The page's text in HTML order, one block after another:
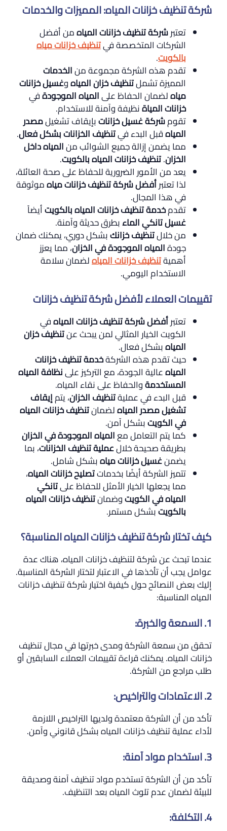
شركة تنظيف خزانات المياه: المميزات والخدمات
تعتبرشركة تنظيف خزانات المياهمن أفضل
الشركات المتخصصة فيتنظيف خزانات مياه
بالكويت.
تقدم هذه الشركة مجموعة منالخدمات
المميزة تشملتنظيف خزان المياهوغسيل خزانات
مياهلضمان الحفاظ علىالمياه الموجودةفي
خزانات المياةنظيفة وآمنة للاستخدام.
تقومشركة غسيل خزاناتبإيقاف تشغيلمصدر
المياهقبل البدء فيتنظيف الخزانات بشكل فعال.
مما يضمن إزالة جميع الشوائب منالمياه داخل
الخزان.تنظيف خزانات المياه بالكويت.
يعد من الأمور الضرورية للحفاظ على صحة العائلة،
لذا تعتبرأفضل شركة تنظيف خزانات مياهموثوقة
في هذا المجال.
تقدمخدمة تنظيف خزانات المياه بالكويتأيضاً
غسيل تانكي الماءبطرق حديثة وآمنة.
من خلالتنظيف خزانكبشكل دوري، يمكنك ضمان
جودةالمياه الموجودة في الخزان، مما يعزز
أهميةتنظيف خزانات المياهلضمان سلامة
الاستخدام اليومي.
تقييمات العملاء لأفضل شركة تنظيف خزانات
تعتبرأفضل شركة تنظيف خزانات المياهفي
الكويت الخيار المثالي لمن يبحث عنتنظيف خزان
المياهبشكل فعال.
حيث تقدم هذه الشركةخدمة تنظيف خزانات
المياهعالية الجودة، مع التركيز علىنظافة المياه
المستخدمةوالحفاظ على نقاء المياه.
قبل البدء في عمليةتنظيف الخزان، يتمإيقاف
تشغيل مصدر المياهلضمانتنظيف خزانات المياه
في الكويتبشكل آمن.
كما يتم التعامل معالمياه الموجودة في الخزان
بطريقة صحيحة خلالعملية تنظيف الخزانات، بما
يضمنغسيل خزانات مياهبشكل شامل.
تتميز الشركة أيضًا بخدماتتصليح خزانات المياه،
مما يجعلها الخيار الأمثل للحفاظ علىتانكي
المياه في الكويتوضمانتنظيف خزانات المياه
بالكويتبشكل مستمر.
كيف تختار شركة تنظيف خزانات المياه المناسبة؟
عندما تبحث عن شركة لتنظيف خزانات المياه، هناك عدة
عوامل يجب أن تأخذها في الاعتبار لتختار الشركة المناسبة.
إليك بعض النصائح حول كيفية اختيار شركة تنظيف خزانات
المياه المناسبة:
1. السمعة والخبرة:
تحقق من سمعة الشركة ومدى خبرتها في مجال تنظيف
خزانات المياه. يمكنك قراءة تقييمات العملاء السابقين أو
طلب مراجع من الشركة.
2. الاعتمادات والتراخيص:
تأكد من أن الشركة معتمدة ولديها التراخيص اللازمة
لأداء عملية تنظيف خزانات المياه بشكل قانوني وآمن.
3. استخدام مواد آمنة:
تأكد من أن الشركة تستخدم مواد تنظيف آمنة وصديقة
للبيئة لضمان عدم تلوث المياه بعد التنظيف.
4. التكلفة: